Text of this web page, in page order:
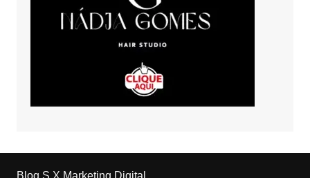
Blog S.X Marketing Digital